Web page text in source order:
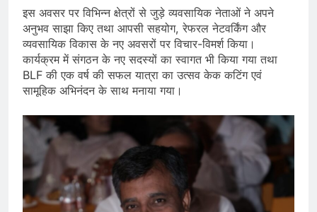
इस अवसर पर विभिन्न क्षेत्रों से जुड़े व्यवसायिक नेताओं ने अपने
अनुभव साझा किए तथा आपसी सहयोग, रेफरल नेटवर्किंग और
व्यवसायिक विकास के नए अवसरों पर विचार-विमर्श किया।
कार्यक्रम में संगठन के नए सदस्यों का स्वागत भी किया गया तथा
BLF की एक वर्ष की सफल यात्रा का उत्सव केक कटिंग एवं
सामूहिक अभिनंदन के साथ मनाया गया।